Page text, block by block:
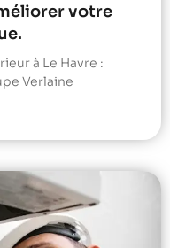
votre
à Le Havre :
Verlaine